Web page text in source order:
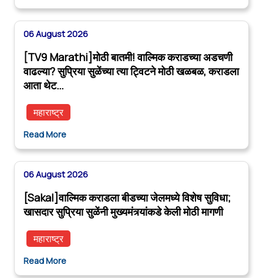
06 August 2026
[TV9 Marathi]मोठी बातमी! वाल्मिक कराडच्या अडचणी
वाढल्या? सुप्रिया सुळेंच्या त्या ट्विटने मोठी खळबळ, कराडला
आता थेट…
महाराष्ट्र
Read More
06 August 2026
[Sakal]वाल्मिक कराडला बीडच्या जेलमध्ये विशेष सुविधा;
खासदार सुप्रिया सुळेंनी मुख्यमंत्र्यांकडे केली मोठी मागणी
महाराष्ट्र
Read More